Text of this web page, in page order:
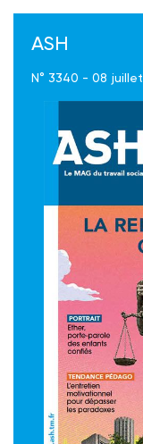
ASH
N° 3340 - 08 juillet